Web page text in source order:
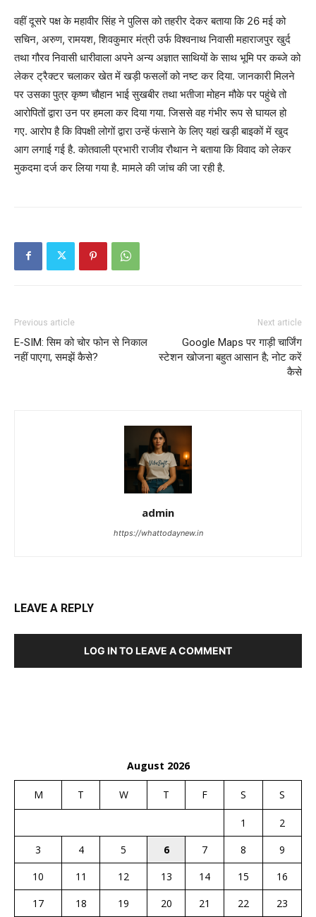
वहीं दूसरे पक्ष के महावीर सिंह ने पुलिस को तहरीर देकर बताया कि 26 मई को
सचिन, अरुण, रामयश, शिवकुमार मंत्री उर्फ विश्वनाथ निवासी महाराजपुर खुर्द
तथा गौरव निवासी धारीवाला अपने अन्य अज्ञात साथियों के साथ भूमि पर कब्जे को
लेकर ट्रैक्टर चलाकर खेत में खड़ी फसलों को नष्ट कर दिया. जानकारी मिलने
पर उसका पुत्र कृष्ण चौहान भाई सुखबीर तथा भतीजा मोहन मौके पर पहुंचे तो
आरोपितों द्वारा उन पर हमला कर दिया गया. जिससे वह गंभीर रूप से घायल हो
गए. आरोप है कि विपक्षी लोगों द्वारा उन्हें फंसाने के लिए यहां खड़ी बाइकों में खुद
आग लगाई गई है. कोतवाली प्रभारी राजीव रौथान ने बताया कि विवाद को लेकर
मुकदमा दर्ज कर लिया गया है. मामले की जांच की जा रही है.
Previous article
E-SIM: सिम को चोर फोन से निकाल
नहीं पाएगा, समझें कैसे?
Next article
Google Maps पर गाड़ी चार्जिंग
स्टेशन खोजना बहुत आसान है; नोट करें
कैसे
admin
https://whattodaynew.in
LEAVE A REPLY
LOG IN TO LEAVE A COMMENT
August 2026
M T W T F S S
1
2
3
4 5 6 7 8
9
10
11 12 13 14 15
16
17
18 19 20 21 22 23